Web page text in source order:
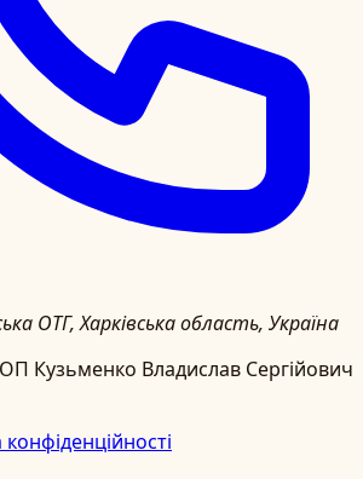
ОТГ, Харківська область, Україна
Кузьменко Владислав Сергійович